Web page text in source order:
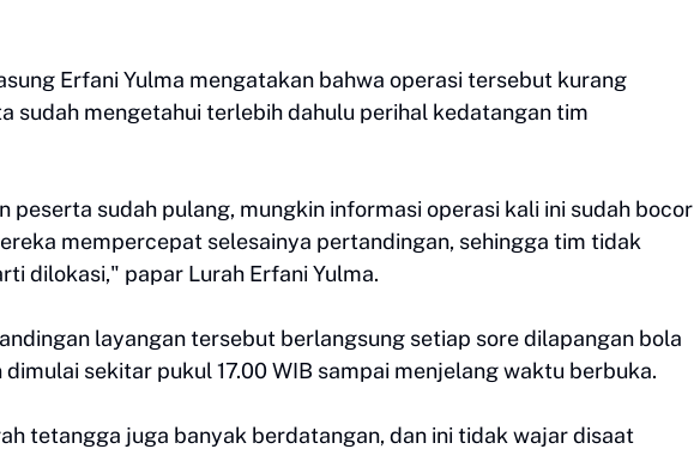
Erfani Yulma mengatakan bahwa operasi tersebut kurang
sudah mengetahui terlebih dahulu perihal kedatangan tim
peserta sudah pulang, mungkin informasi operasi kali ini sudah bocor
mempercepat selesainya pertandingan, sehingga tim tidak
dilokasi," papar Lurah Erfani Yulma.
layangan tersebut berlangsung setiap sore dilapangan bola
sekitar pukul 17.00 WIB sampai menjelang waktu berbuka.
tetangga juga banyak berdatangan, dan ini tidak wajar disaat